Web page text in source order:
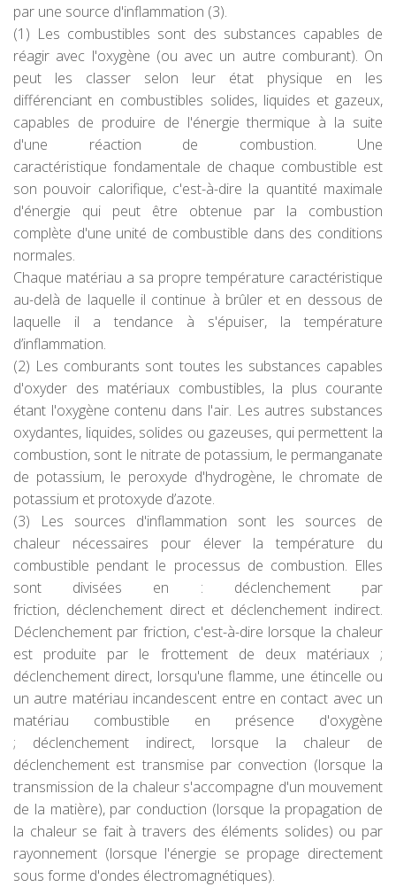
par une source d'inflammation (3).
(1) Les combustibles sont des substances capables de
réagir avec l'oxygène (ou avec un autre comburant). On
peut les classer selon leur état physique en les
différenciant en combustibles solides, liquides et gazeux,
capables de produire de l'énergie thermique à la suite
d'une réaction de combustion. Une
caractéristique fondamentale de chaque combustible est
son pouvoir calorifique, c'est-à-dire la quantité maximale
d'énergie qui peut être obtenue par la combustion
complète d'une unité de combustible dans des conditions
normales.
Chaque matériau a sa propre température caractéristique
au-delà de laquelle il continue à brûler et en dessous de
laquelle il a tendance à s'épuiser, la température
d’inflammation.
(2) Les comburants sont toutes les substances capables
d'oxyder des matériaux combustibles, la plus courante
étant l'oxygène contenu dans l'air. Les autres substances
oxydantes, liquides, solides ou gazeuses, qui permettent la
combustion, sont le nitrate de potassium, le permanganate
de potassium, le peroxyde d'hydrogène, le chromate de
potassium et protoxyde d’azote.
(3) Les sources d'inflammation sont les sources de
chaleur nécessaires pour élever la température du
combustible pendant le processus de combustion. Elles
sont divisées en : déclenchement par
friction, déclenchement direct et déclenchement indirect.
Déclenchement par friction, c'est-à-dire lorsque la chaleur
est produite par le frottement de deux matériaux ;
déclenchement direct, lorsqu'une flamme, une étincelle ou
un autre matériau incandescent entre en contact avec un
matériau combustible en présence d'oxygène
; déclenchement indirect, lorsque la chaleur de
déclenchement est transmise par convection (lorsque la
transmission de la chaleur s'accompagne d'un mouvement
de la matière), par conduction (lorsque la propagation de
la chaleur se fait à travers des éléments solides) ou par
rayonnement (lorsque l'énergie se propage directement
sous forme d'ondes électromagnétiques).